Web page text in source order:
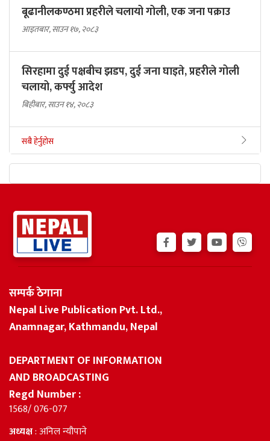
बूढानीलकण्ठमा प्रहरीले चलायो गोली, एक जना पक्राउ
आइतबार, साउन १७, २०८३
सिरहामा दुई पक्षबीच झडप, दुई जना घाइते, प्रहरीले गोली
चलायो, कर्फ्यु आदेश
बिहीबार, साउन १४, २०८३
सबै हेर्नुहोस
सम्पर्क ठेगाना
Nepal Live Publication Pvt. Ltd.,
Anamnagar, Kathmandu, Nepal
DEPARTMENT OF INFORMATION
AND BROADCASTING
Regd Number :
1568/ 076-077
अध्यक्ष: अनिल न्यौपाने